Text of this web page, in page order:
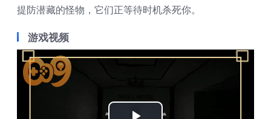
提防潜藏的怪物，它们正等待时机杀死你。
游戏视频